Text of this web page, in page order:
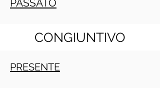
PASSATO
CONGIUNTIVO
PRESENTE